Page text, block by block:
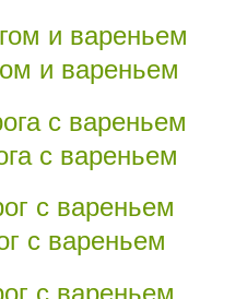
и вареньем
с вареньем
с вареньем